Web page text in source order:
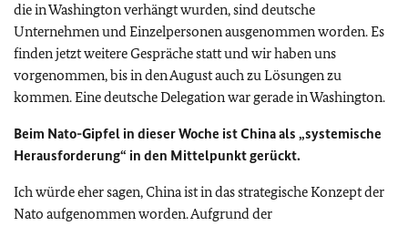
die in Washington verhängt wurden, sind deutsche
Unternehmen und Einzelpersonen ausgenommen worden. Es
finden jetzt weitere Gespräche statt und wir haben uns
vorgenommen, bis in den August auch zu Lösungen zu
kommen. Eine deutsche Delegation war gerade in Washington.
Beim Nato-Gipfel in dieser Woche ist China als „systemische
Herausforderung“ in den Mittelpunkt gerückt.
Ich würde eher sagen, China ist in das strategische Konzept der
Nato aufgenommen worden. Aufgrund der